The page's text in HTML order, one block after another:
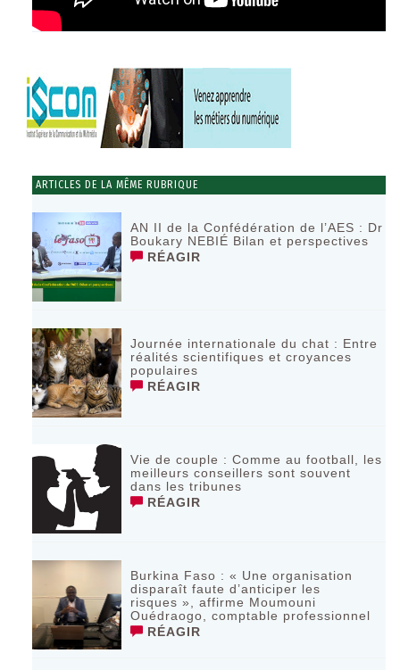
ARTICLES DE LA MÊME RUBRIQUE
AN II de la Confédération de l’AES : Dr
Boukary NEBIÉ Bilan et perspectives
RÉAGIR
Journée internationale du chat : Entre
réalités scientifiques et croyances
populaires
RÉAGIR
Vie de couple : Comme au football, les
meilleurs conseillers sont souvent
dans les tribunes
RÉAGIR
Burkina Faso : « Une organisation
disparaît faute d’anticiper les
risques », affirme Moumouni
Ouédraogo, comptable professionnel
RÉAGIR